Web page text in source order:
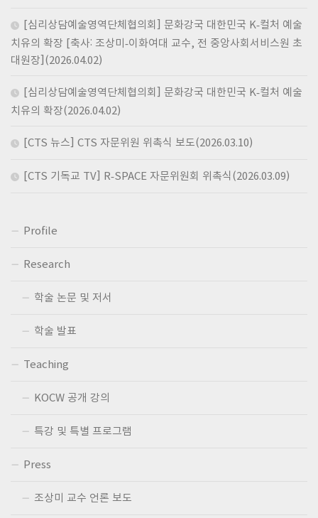
[심리상담예술영역단체협의회] 문화강국 대한민국 K-컬처 예술
치유의 확장 [축사: 조상미-이화여대 교수, 전 중앙사회서비스원 초
대원장](2026.04.02)
[심리상담예술영역단체협의회] 문화강국 대한민국 K-컬처 예술
치유의 확장(2026.04.02)
[CTS 뉴스] CTS 자문위원 위촉식 보도(2026.03.10)
[CTS 기독교 TV] R-SPACE 자문위원회 위촉식(2026.03.09)
Profile
Research
학술 논문 및 저서
학술 발표
Teaching
KOCW 공개 강의
특강 및 특별 프로그램
Press
조상미 교수 언론 보도